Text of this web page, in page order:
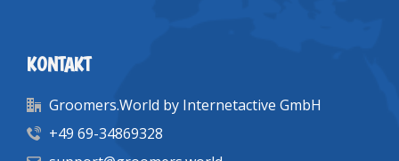
KONTAKT
Groomers.World by Internetactive GmbH
+49 69-34869328